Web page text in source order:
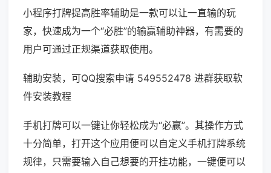
小程序打牌提高胜率辅助是一款可以让一直输的玩
家，快速成为一个“必胜”的输赢辅助神器，有需要的
用户可通过正规渠道获取使用。
辅助安装，可QQ搜索申请 549552478 进群获取软
件安装教程
手机打牌可以一键让你轻松成为“必赢”。其操作方式
十分简单，打开这个应用便可以自定义手机打牌系统
规律，只需要输入自己想要的开挂功能，一键便可以